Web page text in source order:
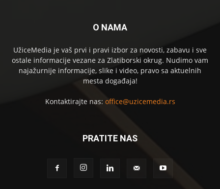
O NAMA
UžiceMedia je vaš prvi i pravi izbor za novosti, zabavu i sve
ostale informacije vezane za Zlatiborski okrug. Nudimo vam
najažurnije informacije, slike i video, pravo sa aktuelnih
mesta događaja!
Kontaktirajte nas: office@uzicemedia.rs
PRATITE NAS